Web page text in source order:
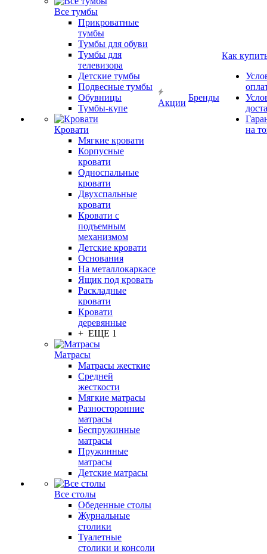
Все тумбы
Прикроватные
тумбы
Тумбы для обуви
Тумбы для
телевизора
Детские тумбы
Подвесные тумбы
Обувницы
Тумбы-купе
Кровати
Мягкие кровати
Корпусные
кровати
Односпальные
кровати
Двухспальные
кровати
Кровати с
подъемным
механизмом
Детские кровати
Основания
На металлокаркасе
Ящик под кровать
Раскладные
кровати
Кровати
деревянные
+ ЕЩЕ 1
Матрасы
Матрасы жесткие
Средней
жесткости
Мягкие матрасы
Разносторонние
матрасы
Беспружинные
матрасы
Пружинные
матрасы
Детские матрасы
Все столы
Обеденные столы
Журнальные
столики
Туалетные
столики и консоли
Акции
Бренды
Как
на